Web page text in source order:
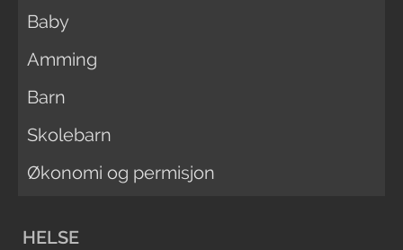
Baby
Amming
Barn
Skolebarn
Økonomi og permisjon
HELSE